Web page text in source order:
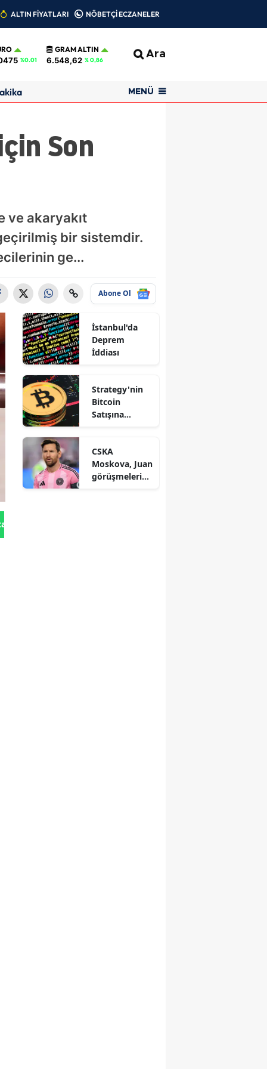
ALTIN FİYATLARI NÖBETÇİ ECZANELER
%0.01
GRAM ALTIN
6.548,62 % 0,86 Ara
MENÜ
Son
ve akaryakıt
bir sistemdir.
ge...
Abone Ol
Gönder
İstanbul'da
Deprem
İddiası
Strategy'nin
Bitcoin
Satışına
CSKA
Moskova, Juan
görüşmelerind